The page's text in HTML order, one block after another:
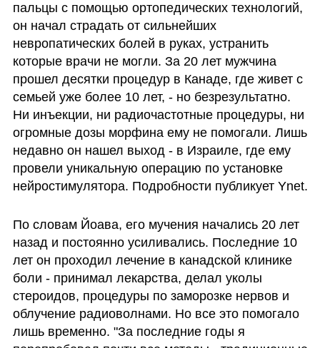
пальцы с помощью ортопедических технологий,
он начал страдать от сильнейших
невропатических болей в руках, устранить
которые врачи не могли. За 20 лет мужчина
прошел десятки процедур в Канаде, где живет с
семьей уже более 10 лет, - но безрезультатно.
Ни инъекции, ни радиочастотные процедуры, ни
огромные дозы морфина ему не помогали. Лишь
недавно он нашел выход - в Израиле, где ему
провели уникальную операцию по установке
нейростимулятора. Подробности публикует Ynet.
По словам Йоава, его мучения начались 20 лет
назад и постоянно усиливались. Последние 10
лет он проходил лечение в канадской клинике
боли - принимал лекарства, делал уколы
стероидов, процедуры по заморозке нервов и
облучение радиоволнами. Но все это помогало
лишь временно. "За последние годы я